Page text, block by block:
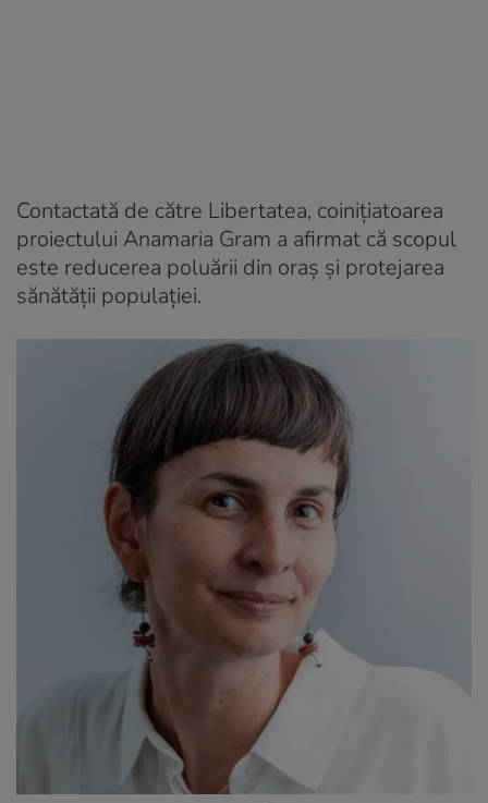
Contactată de către Libertatea, coinițiatoarea
proiectului Anamaria Gram a afirmat că scopul
este reducerea poluării din oraș și protejarea
sănătății populației.